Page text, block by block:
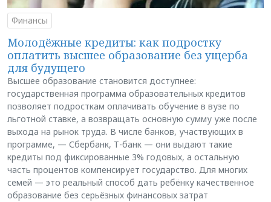
Финансы
Молодёжные кредиты: как подростку
оплатить высшее образование без ущерба
для будущего
Высшее образование становится доступнее:
государственная программа образовательных кредитов
позволяет подросткам оплачивать обучение в вузе по
льготной ставке, а возвращать основную сумму уже после
выхода на рынок труда. В числе банков, участвующих в
программе, — Сбербанк, Т-банк — они выдают такие
кредиты под фиксированные 3% годовых, а остальную
часть процентов компенсирует государство. Для многих
семей — это реальный способ дать ребёнку качественное
образование без серьёзных финансовых затрат